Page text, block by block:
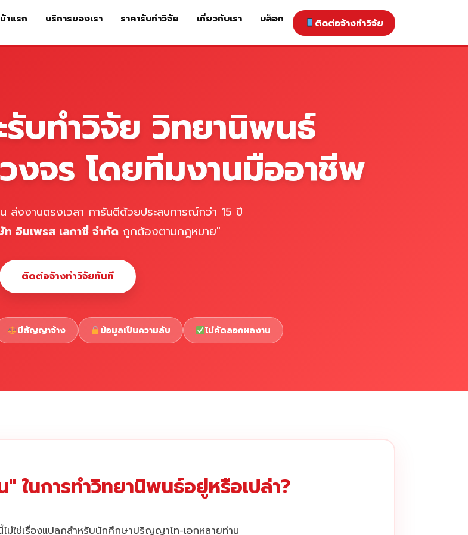
หน้าแรก บริการของเรา ราคารับทำวิจัย ติดต่อจ้างทำวิจัย เกี่ยวกับเรา
าแรก บริการของเรา ราคารับทำวิจัย เกี่ยวกับเรา บล็อก ติดต่อจ้างทำวิจัย
บทำวิจัย วิทยานิพนธ์
จร โดยทีมงานมืออาชีพ
ส่งงานตรงเวลา การันตีด้วยประสบการณ์กว่า 15 ปี
ท อิมเพรส เลกาซี่ จำกัดถูกต้องตามกฎหมาย"
ติดต่อจ้างทำวิจัยทันที
มีสัญญาจ้าง ข้อมูลเป็นความลับ ไม่คัดลอกผลงาน
ในการทำวิทยานิพนธ์อยู่หรือเปล่า?
ม่ใช่เรื่องแปลกสำหรับนักศึกษาปริญญาโท-เอกหลายท่าน